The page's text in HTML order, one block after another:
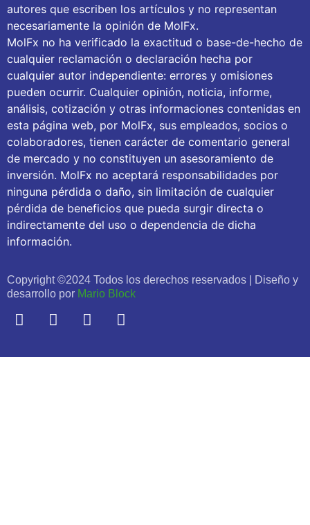
autores que escriben los artículos y no representan
necesariamente la opinión de MolFx.
MolFx no ha verificado la exactitud o base-de-hecho de
cualquier reclamación o declaración hecha por
cualquier autor independiente: errores y omisiones
pueden ocurrir. Cualquier opinión, noticia, informe,
análisis, cotización y otras informaciones contenidas en
esta página web, por MolFx, sus empleados, socios o
colaboradores, tienen carácter de comentario general
de mercado y no constituyen un asesoramiento de
inversión. MolFx no aceptará responsabilidades por
ninguna pérdida o daño, sin limitación de cualquier
pérdida de beneficios que pueda surgir directa o
indirectamente del uso o dependencia de dicha
información.
Copyright ©2024 Todos los derechos reservados | Diseño y
desarrollo por Mario Block